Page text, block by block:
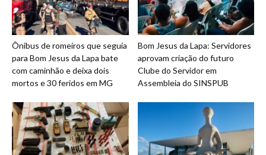
Ônibus de romeiros que seguia
para Bom Jesus da Lapa bate
com caminhão e deixa dois
mortos e 30 feridos em MG
Bom Jesus da Lapa: Servidores
aprovam criação do futuro
Clube do Servidor em
Assembleia do SINSPUB